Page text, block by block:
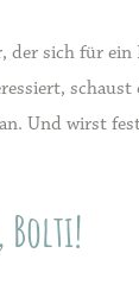
der sich für
Und wirst
Bolti!